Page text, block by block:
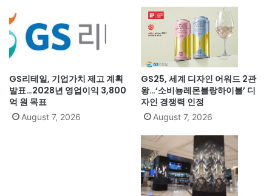
GS리테일, 기업가치 제고 계획
발표…2028년 영업이익 3,800
억 원 목표
August 7, 2026
GS25, 세계 디자인 어워드 2관
왕…‘소비뇽레몬블랑하이볼’ 디
자인 경쟁력 인정
August 7, 2026